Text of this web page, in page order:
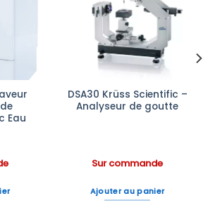
Eau
Ajouter
à la liste
d’envies
DSA30 Krüss Scientific –
Analyseur de goutte
Sur commande
Ajouter au panier